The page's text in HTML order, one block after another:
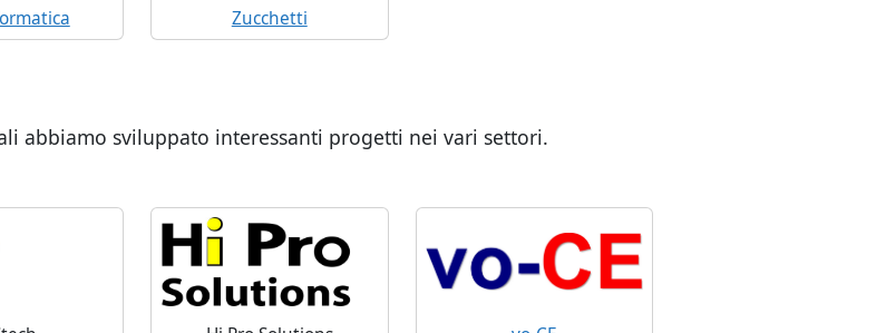
Zucchetti
abbiamo sviluppato interessanti progetti nei vari settori.